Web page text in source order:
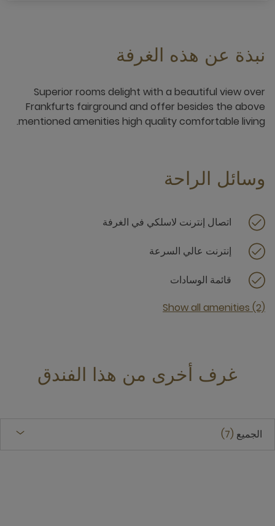
نبذة عن هذه الغرفة
Superior rooms delight with a beautiful view over
Frankfurts fairground and offer besides the above
mentioned amenities high quality comfortable living.
وسائل الراحة
اتصال إنترنت لاسلكي في الغرفة
إنترنت عالي السرعة
قائمة الوسادات
Show all amenities (2)
غرف أخرى من هذا الفندق
الجميع 7